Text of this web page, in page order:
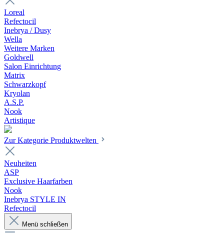
Loreal
Refectocil
Inebrya / Dusy
Wella
Weitere Marken
Goldwell
Salon Einrichtung
Matrix
Schwarzkopf
Kryolan
A.S.P.
Nook
Artistique
Zur Kategorie Produktwelten
Neuheiten
ASP
Exclusive Haarfarben
Nook
Inebrya STYLE IN
Refectocil
Menü schließen